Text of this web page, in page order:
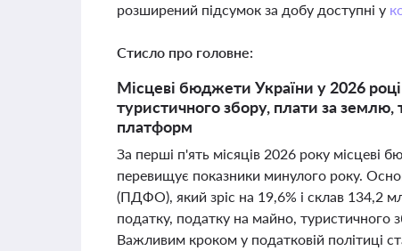
розширений підсумок за добу доступні у
Стисло про головне:
Місцеві бюджети України у 2026
туристичного збору, плати за землю,
платформ
За перші п'ять місяців 2026 року місцеві
перевищує показники минулого року.
(ПДФО), який зріс на 19,6% і склав 134,2
податку, податку на майно, туристичного
Важливим кроком у податковій політиці